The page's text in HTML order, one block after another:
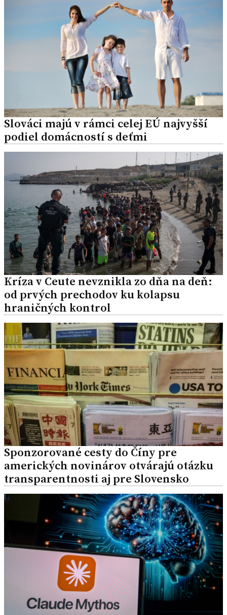
Slováci majú v rámci celej EÚ najvyšší
podiel domácností s deťmi
Kríza v Ceute nevznikla zo dňa na deň:
od prvých prechodov ku kolapsu
hraničných kontrol
Sponzorované cesty do Číny pre
amerických novinárov otvárajú otázku
transparentnosti aj pre Slovensko